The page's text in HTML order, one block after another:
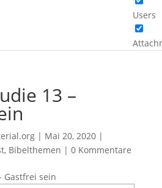
Users
13 –
| Mai 20, 2020|
, Bibelthemen | 0 Kommentare